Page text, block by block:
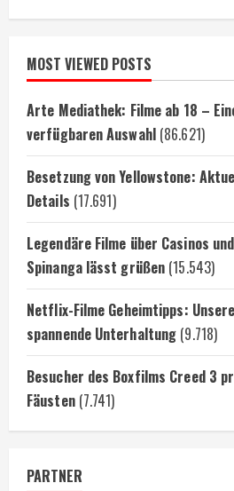
MOST VIEWED POSTS
Arte Mediathek: Filme ab 18 –
verfügbaren Auswahl (86.621)
Besetzung von Yellowstone:
Details (17.691)
Legendäre Filme über Casinos
Spinanga lässt grüßen (15.543)
Netflix-Filme Geheimtipps:
spannende Unterhaltung (9.718)
Besucher des Boxfilms Creed 3
Fäusten (7.741)
PARTNER